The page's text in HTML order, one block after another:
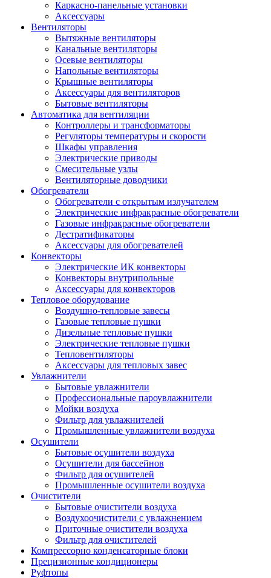
Каркасно-панельные установки
Аксессуары
Вентиляторы
Вытяжные вентиляторы
Канальные вентиляторы
Осевые вентиляторы
Напольные вентиляторы
Крышные вентиляторы
Аксессуары для вентиляторов
Бытовые вентиляторы
Автоматика для вентиляции
Контроллеры и трансформаторы
Регуляторы температуры и скорости
Шкафы управления
Электрические приводы
Смесительные узлы
Вентиляторные доводчики
Обогреватели
Обогреватели с открытым излучателем
Электрические инфракрасные обогреватели
Газовые инфракрасные обогреватели
Дестратификаторы
Аксессуары для обогревателей
Конвекторы
Электрические ИК конвекторы
Конвекторы внутрипольные
Аксессуары для конвекторов
Тепловое оборудование
Воздушно-тепловые завесы
Газовые тепловые пушки
Дизельные тепловые пушки
Электрические тепловые пушки
Тепловентиляторы
Аксессуары для тепловых завес
Увлажнители
Бытовые увлажнители
Профессиональные пароувлажнители
Мойки воздуха
Фильтр для увлажнителей
Промышленные увлажнители воздуха
Осушители
Бытовые осушители воздуха
Осушители для бассейнов
Фильтр для осушителей
Промышленные осушители воздуха
Очистители
Бытовые очистители воздуха
Воздухоочистители с увлажнением
Приточные очистители воздуха
Фильтр для очистителей
Компрессорно конденсаторные блоки
Прецизионные кондиционеры
Руфтопы